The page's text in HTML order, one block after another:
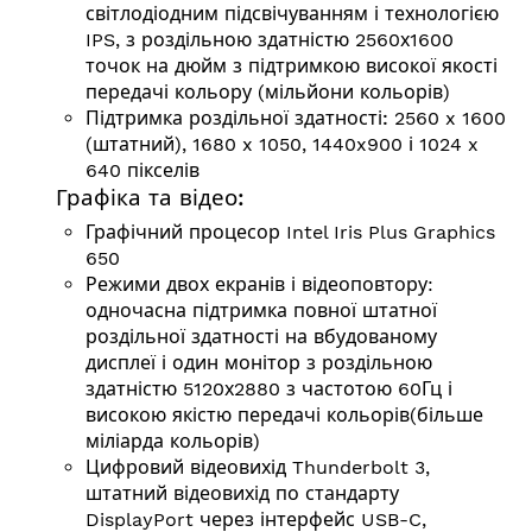
світлодіодним підсвічуванням і технологією
IPS, з роздільною здатністю 2560х1600
точок на дюйм з підтримкою високої якості
передачі кольору (мільйони кольорів)
Підтримка роздільної здатності: 2560 x 1600
(штатний), 1680 x 1050, 1440x900 і 1024 x
640 пікселів
Графіка та відео:
Графічний процесор Intel Iris Plus Graphics
650
Режими двох екранів і відеоповтору:
одночасна підтримка повної штатної
роздільної здатності на вбудованому
дисплеї і один монітор з роздільною
здатністю 5120х2880 з частотою 60Гц і
високою якістю передачі кольорів(більше
міліарда кольорів)
Цифровий відеовихід Thunderbolt 3,
штатний відеовихід по стандарту
DisplayPort через інтерфейс USB-C,